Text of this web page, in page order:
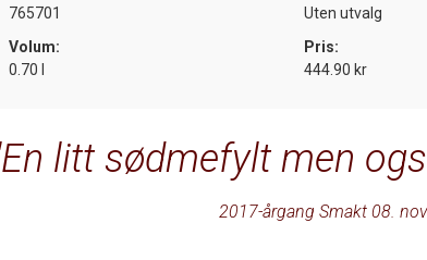
765701
Uten utvalg
Volum:
0.70 l
Pris:
444.90 kr
En litt sødmefylt men
2017-årgang Smakt 08.